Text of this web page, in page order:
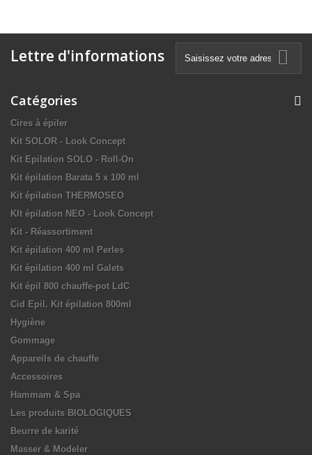
Lettre d'informations
Catégories
Cires à épiler
Kit SOLOR - Look Concept
Kit Epilation SOLO - Roll-On
Kit épilation Barata 5 x 100 ml
Kit épilation THERMOSEO
KIt épilation NEO - Look Concept
Kit - Réassortiment
Kit épilation 400 ml Perles
Kit épilation 400 ml Galets
Kit épil 800 chauffe-pot LdC
Cid Epil. Kit épilation 800ml
Hygiène
Gommage
Appareils de chauffe
Accessoires
Hammam & Spa
Les produits BIOLOGIQUES
Beurre de karité
Masser & Modeler